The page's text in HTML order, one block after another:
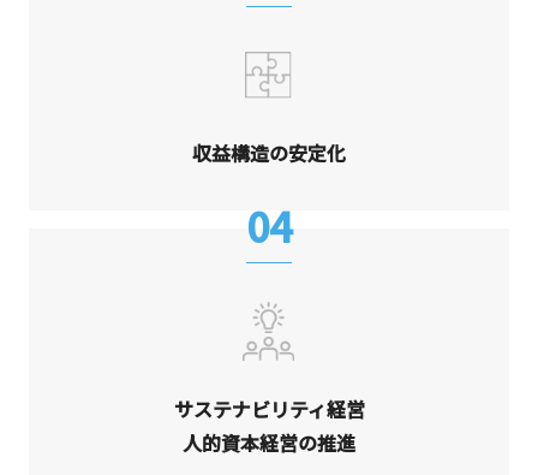
収益構造の安定化
04
サステナビリティ経営
人的資本経営の推進